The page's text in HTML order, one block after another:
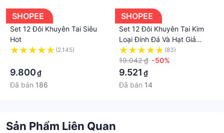
SHOPEE
Set 12 Đôi Khuyên Tai Siêu
Hot
(2.145)
9.800₫
Đã bán 186
SHOPEE
Set 12 Đôi Khuyên Tai Kim
Loại Đính Đá Và Hạt Giả
Ngọc Trai
(83)
19.042 ₫ -50%
9.521 ₫
Đã bán 14
Sản Phẩm Liên Quan